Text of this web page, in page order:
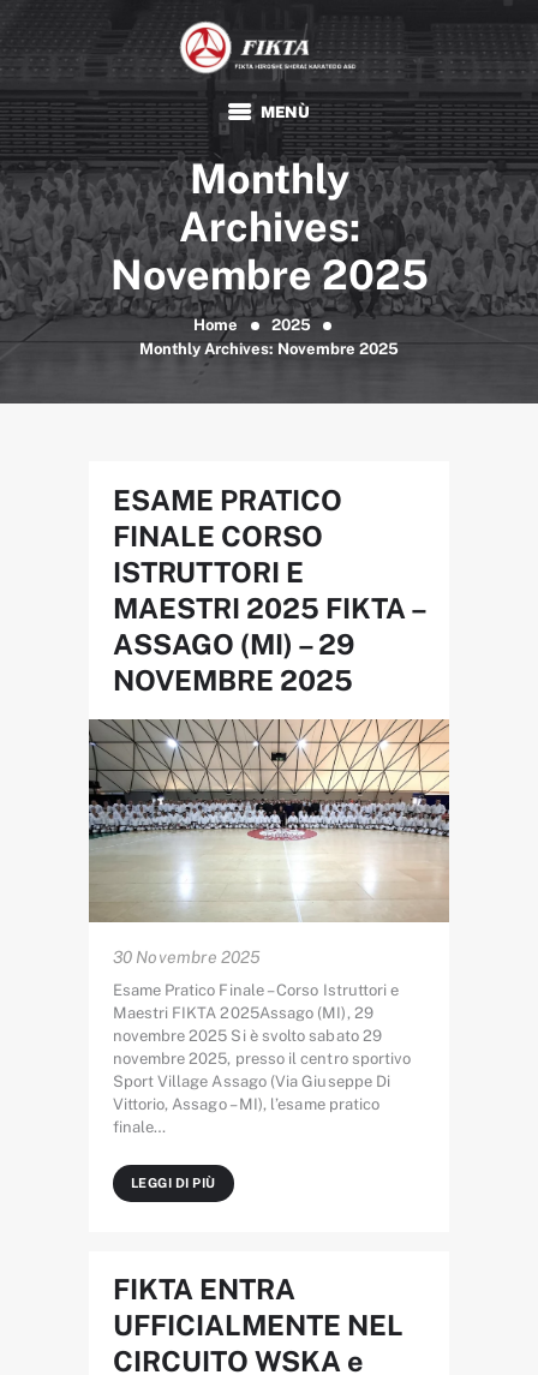
Monthly
Archives:
Novembre 2025
Home
2025
Monthly Archives: Novembre 2025
FIKTA
Associazione Sportiva Dilettantistica
HOME
KARATE
TRADIZIONALE
FIKTA
EVENTI E NEWS
FORMAZIONE
DOCUMENTI
ESAME PRATICO
FINALE CORSO
ISTRUTTORI E
MAESTRI 2025 FIKTA –
ASSAGO (MI) – 29
NOVEMBRE 2025
30 Novembre 2025
Esame Pratico Finale – Corso Istruttori e
Maestri FIKTA 2025Assago (MI), 29
novembre 2025 Si è svolto sabato 29
novembre 2025, presso il centro sportivo
Sport Village Assago (Via Giuseppe Di
Vittorio, Assago – MI), l’esame pratico
finale…
LEGGI DI PIÙ
FIKTA ENTRA
UFFICIALMENTE NEL
CIRCUITO WSKA e